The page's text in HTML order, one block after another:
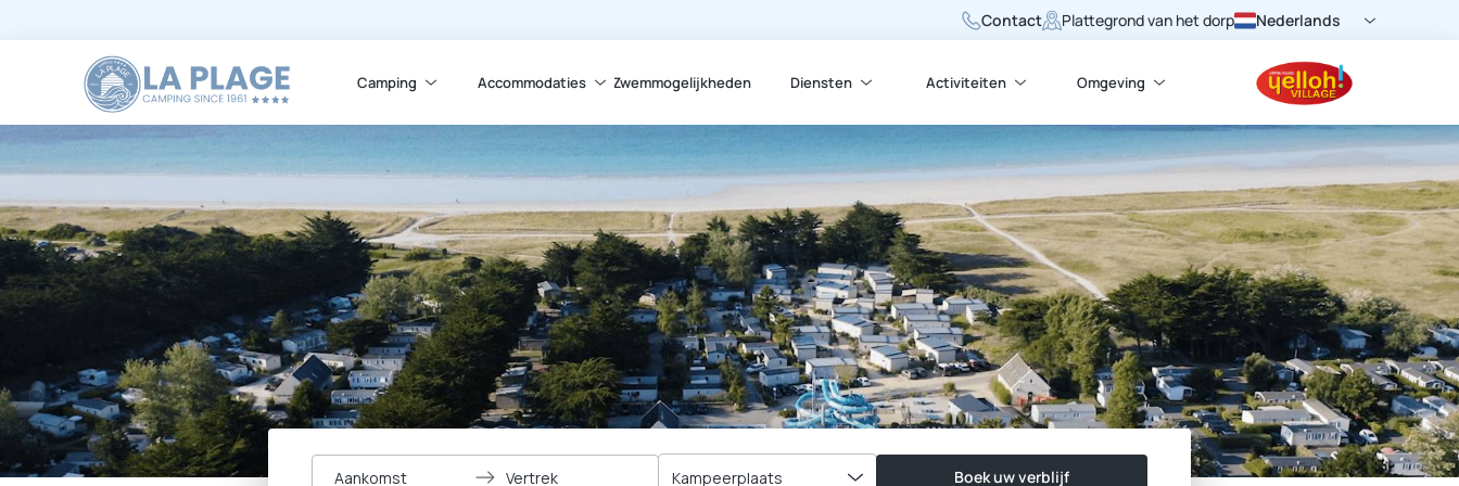
Contact Plattegrond van het dorp Nederlands
Camping Accommodaties Zwemmogelijkheden Diensten Activiteiten Omgeving
Aankomst Vertrek Kampeerplaats Boek uw verblijf